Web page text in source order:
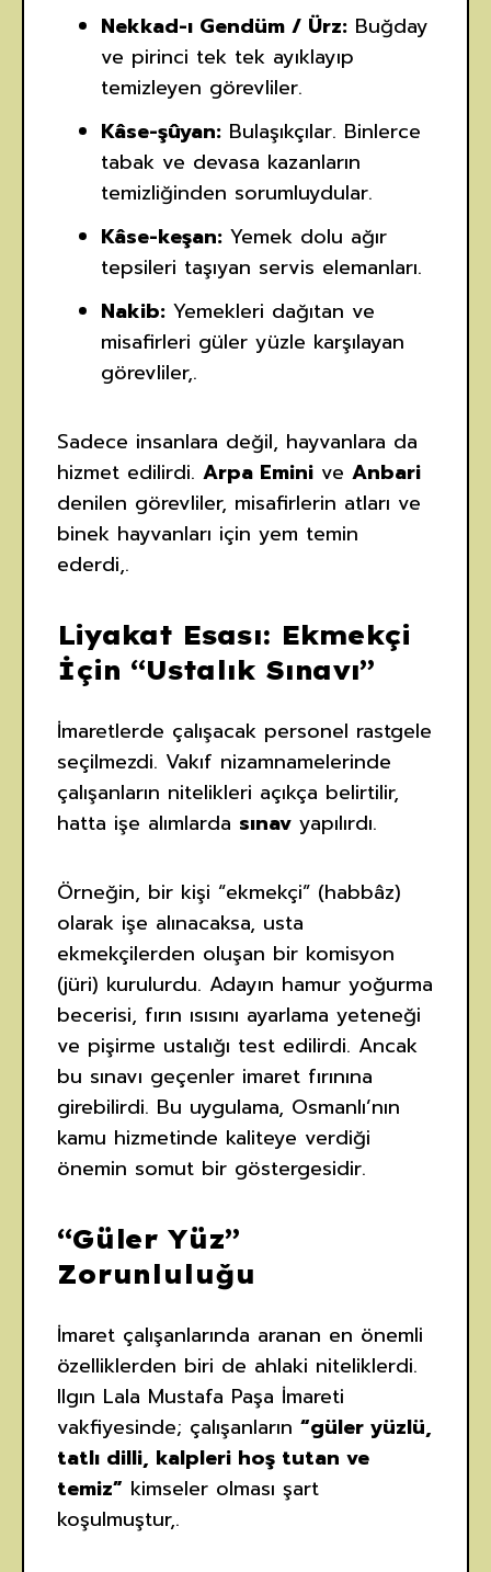
Nekkad-ı Gendüm / Ürz: Buğday
ve pirinci tek tek ayıklayıp
temizleyen görevliler.
Kâse-şûyan: Bulaşıkçılar. Binlerce
tabak ve devasa kazanların
temizliğinden sorumluydular.
Kâse-keşan: Yemek dolu ağır
tepsileri taşıyan servis elemanları.
Nakib: Yemekleri dağıtan ve
misafirleri güler yüzle karşılayan
görevliler,.
Sadece insanlara değil, hayvanlara da
hizmet edilirdi. Arpa Emini ve Anbari
denilen görevliler, misafirlerin atları ve
binek hayvanları için yem temin
ederdi,.
Liyakat Esası: Ekmekçi
İçin “Ustalık Sınavı”
İmaretlerde çalışacak personel rastgele
seçilmezdi. Vakıf nizamnamelerinde
çalışanların nitelikleri açıkça belirtilir,
hatta işe alımlarda sınav yapılırdı.
Örneğin, bir kişi “ekmekçi” (habbâz)
olarak işe alınacaksa, usta
ekmekçilerden oluşan bir komisyon
(jüri) kurulurdu. Adayın hamur yoğurma
becerisi, fırın ısısını ayarlama yeteneği
ve pişirme ustalığı test edilirdi. Ancak
bu sınavı geçenler imaret fırınına
girebilirdi. Bu uygulama, Osmanlı’nın
kamu hizmetinde kaliteye verdiği
önemin somut bir göstergesidir.
“Güler Yüz”
Zorunluluğu
İmaret çalışanlarında aranan en önemli
özelliklerden biri de ahlaki niteliklerdi.
Ilgın Lala Mustafa Paşa İmareti
vakfiyesinde; çalışanların “güler yüzlü,
tatlı dilli, kalpleri hoş tutan ve
temiz” kimseler olması şart
koşulmuştur,.